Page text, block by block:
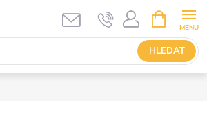
HLEDAT
NÁKUPNÍ
KOŠÍK